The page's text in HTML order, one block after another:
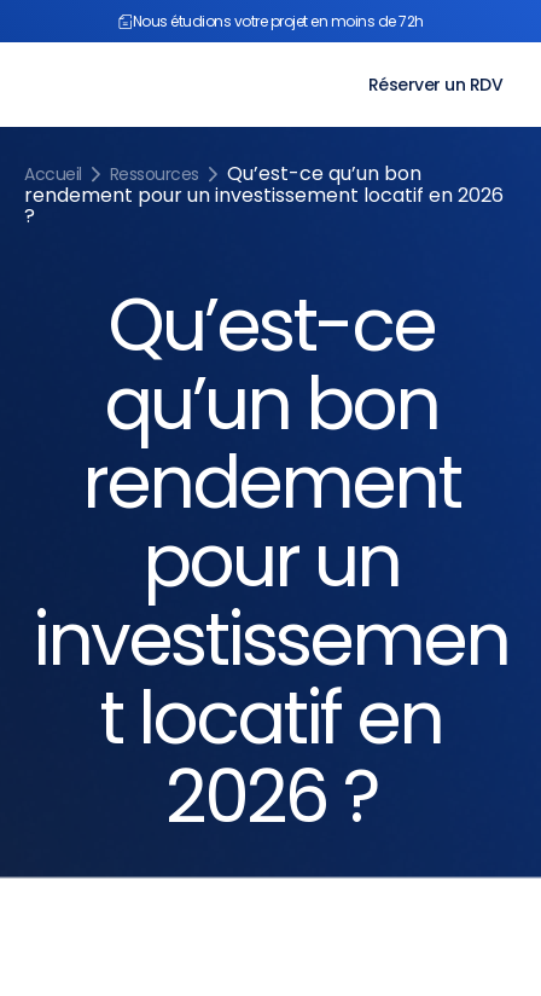
contenu
Nous étudions votre projet en moins de 72h
Réserver un RDV
Accueil Ressources Qu’est-ce qu’un bon
rendement pour un investissement locatif en 2026
?
Qu’est-ce
qu’un bon
rendement
pour un
investissemen
t locatif en
2026 ?